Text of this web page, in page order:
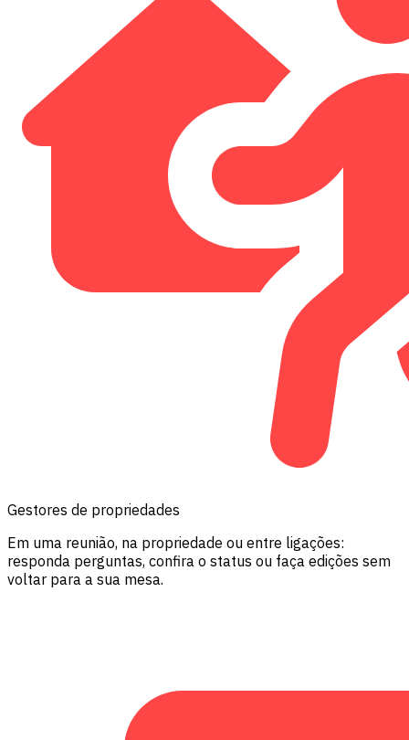
Gestores de propriedades
Em uma reunião, na propriedade ou entre ligações:
responda perguntas, confira o status ou faça edições sem
voltar para a sua mesa.